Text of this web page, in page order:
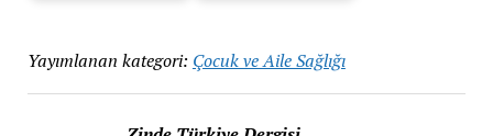
Yayımlanan kategori: Çocuk ve Aile Sağlığı